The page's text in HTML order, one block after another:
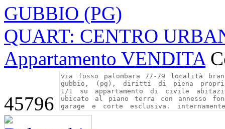
GUBBIO (PG)
QUART: CENTRO
Appartamento VENDITA
45796